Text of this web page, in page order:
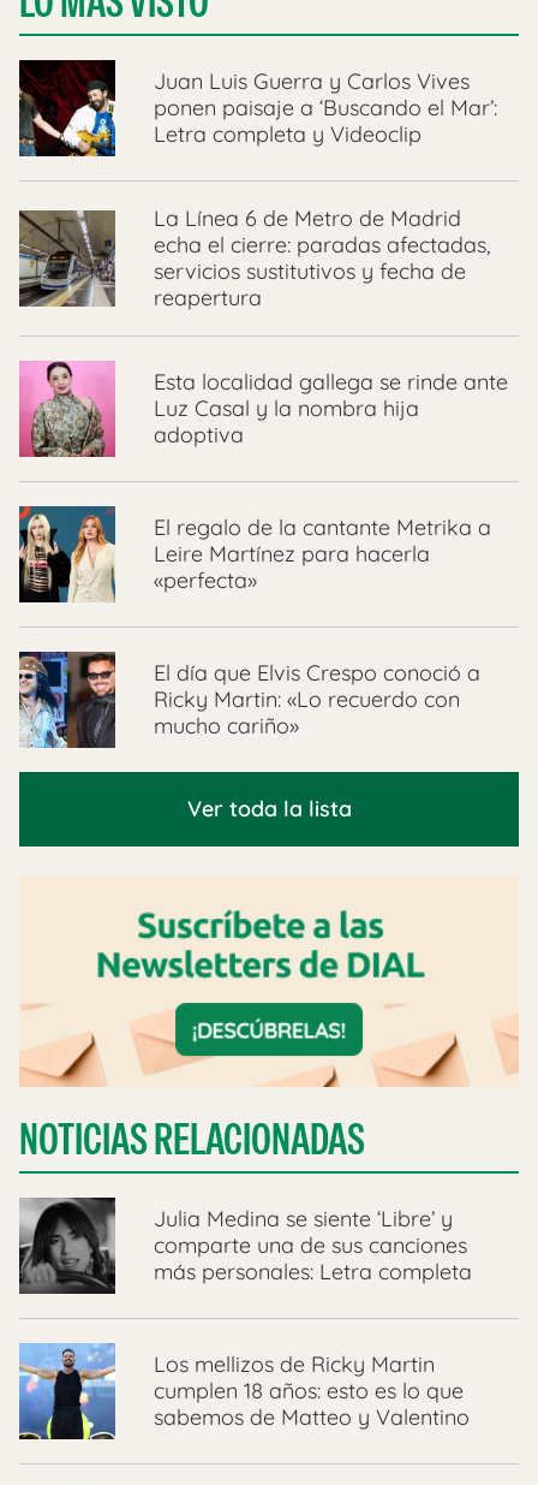
Juan Luis Guerra y Carlos Vives
ponen paisaje a ‘Buscando el Mar’:
Letra completa y Videoclip
La Línea 6 de Metro de Madrid
echa el cierre: paradas afectadas,
servicios sustitutivos y fecha de
reapertura
Esta localidad gallega se rinde ante
Luz Casal y la nombra hija
adoptiva
El regalo de la cantante Metrika a
Leire Martínez para hacerla
«perfecta»
El día que Elvis Crespo conoció a
Ricky Martin: «Lo recuerdo con
mucho cariño»
Ver toda la lista
NOTICIAS RELACIONADAS
Julia Medina se siente ‘Libre’ y
comparte una de sus canciones
más personales: Letra completa
Los mellizos de Ricky Martin
cumplen 18 años: esto es lo que
sabemos de Matteo y Valentino